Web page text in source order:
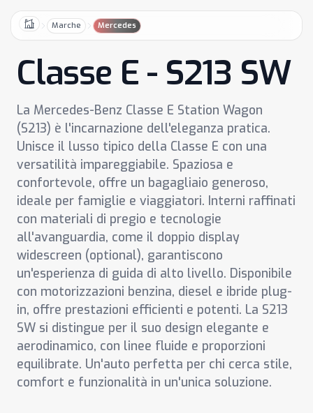
HomeMarche Mercedes
Classe E - S213 SW
La Mercedes-Benz Classe E Station Wagon
(S213) è l'incarnazione dell'eleganza pratica.
Unisce il lusso tipico della Classe E con una
versatilità impareggiabile. Spaziosa e
confortevole, offre un bagagliaio generoso,
ideale per famiglie e viaggiatori. Interni raffinati
con materiali di pregio e tecnologie
all'avanguardia, come il doppio display
widescreen (optional), garantiscono
un'esperienza di guida di alto livello. Disponibile
con motorizzazioni benzina, diesel e ibride plug-
in, offre prestazioni efficienti e potenti. La S213
SW si distingue per il suo design elegante e
aerodinamico, con linee fluide e proporzioni
equilibrate. Un'auto perfetta per chi cerca stile,
comfort e funzionalità in un'unica soluzione.